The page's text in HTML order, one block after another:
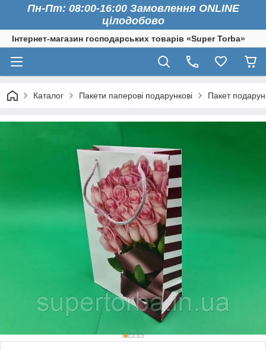
Пн-Пт: 08:00-16:00 Замовлення ONLINE
цілодобово
Інтернет-магазин господарських товарів «Super Torba»
Каталог Пакети паперові подарункові Пакет